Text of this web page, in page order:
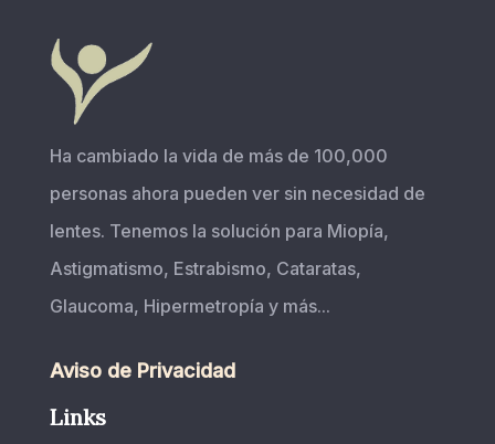
Ha cambiado la vida de más de 100,000
personas ahora pueden ver sin necesidad de
lentes. Tenemos la solución para Miopía,
Astigmatismo, Estrabismo, Cataratas,
Glaucoma, Hipermetropía y más...
Aviso de Privacidad
Links